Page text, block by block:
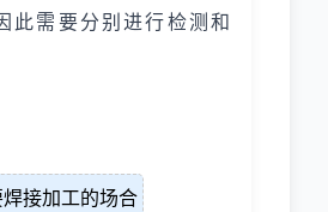
此需要分别进行检测和
接加工的场合